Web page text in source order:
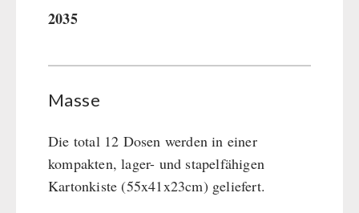
2035
Masse
Die total 12 Dosen werden in einer
kompakten, lager- und stapelfähigen
Kartonkiste (55x41x23cm) geliefert.